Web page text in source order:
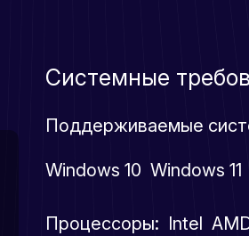
Системные
Поддерживаемые
Windows 10 Windows 11
Процессоры: Intel